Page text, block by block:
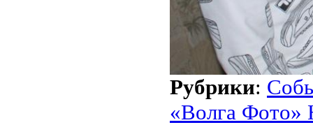
Рубрики:
«Волга Фото»